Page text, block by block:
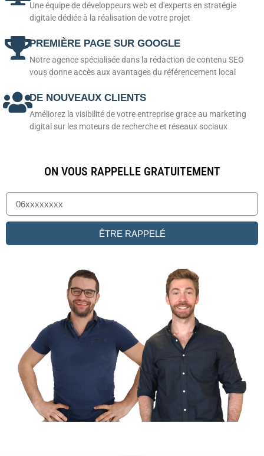
Une équipe de développeurs web et d'experts en stratégie
digitale dédiée à la réalisation de votre projet
PREMIÈRE PAGE SUR GOOGLE
Notre agence spécialisée dans la rédaction de contenu SEO
vous donne accès aux avantages du référencement local
DE NOUVEAUX CLIENTS
Améliorez la visibilité de votre entreprise grace au marketing
digital sur les moteurs de recherche et réseaux sociaux
ON VOUS RAPPELLE GRATUITEMENT
ÊTRE RAPPELÉ